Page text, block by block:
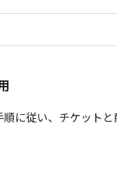
に従い、チケットと